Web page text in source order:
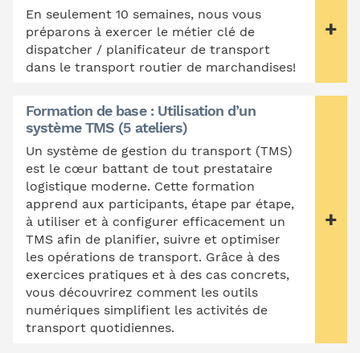
En seulement 10 semaines, nous vous
préparons à exercer le métier clé de
dispatcher / planificateur de transport
dans le transport routier de marchandises!
Formation de base : Utilisation d’un
système TMS (5 ateliers)
Un système de gestion du transport (TMS)
est le cœur battant de tout prestataire
logistique moderne. Cette formation
apprend aux participants, étape par étape,
à utiliser et à configurer efficacement un
TMS afin de planifier, suivre et optimiser
les opérations de transport. Grâce à des
exercices pratiques et à des cas concrets,
vous découvrirez comment les outils
numériques simplifient les activités de
transport quotidiennes.